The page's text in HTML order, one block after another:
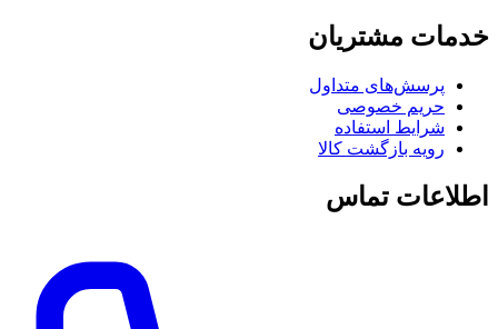
خدمات مشتریان
پرسش‌های متداول
حریم خصوصی
شرایط استفاده
رویه بازگشت کالا
اطلاعات تماس